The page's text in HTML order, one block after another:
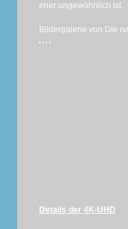
eher ungewöhnlich ist.
Bildergalerie von Die
Details der 4K-UHD